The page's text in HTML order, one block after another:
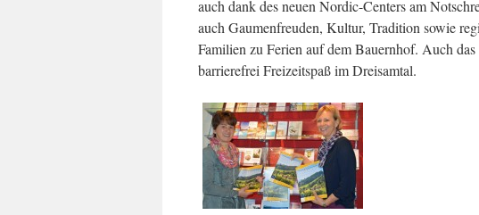
auch dank des neuen Nordic-Centers am
auch Gaumenfreuden, Kultur, Tradition sowie
Familien zu Ferien auf dem Bauernhof. Auch
barrierefrei Freizeitspaß im Dreisamtal.